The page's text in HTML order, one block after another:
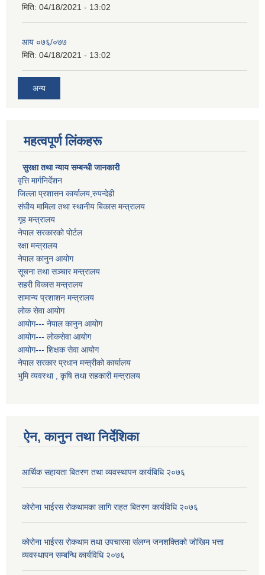
मिति: 04/18/2021 - 13:02
आय ०७६/०७७
मिति: 04/18/2021 - 13:02
अन्य
महत्वपूर्ण लिंकहरू
सुरक्षा तथा न्याय सम्बन्धी जानकारी
वृत्ति मार्गनिर्देशन
जिल्ला प्रशासन कार्यालय,रुपन्देही
संघीय मामिला तथा स्थानीय बिकास मन्त्रालय
गृह मन्त्रालय
नेपाल सरकारको पोर्टल
रक्षा मन्त्रालय
नेपाल कानुन आयोग
सूचना तथा सञ्चार मन्त्रालय
सहरी विकास मन्त्रालय
सामान्य प्रशाशन मन्त्रालय
लोक सेवा आयोग
आयोग--- नेपाल कानुन आयोग
आयोग--- लोकसेवा आयोग
आयोग--- शिक्षक सेवा आयोग
नेपाल सरकार प्रधान मन्त्रीको कार्यालय
भुमि व्यवस्था , कृषि तथा सहकारी मन्त्रालय
ऐन, कानुन तथा निर्देशिका
आर्थिक सहायता बितरण तथा व्यवस्थापन कार्यबिधि २०७६
कोरोना भाईरस रोकथामका लागि राहत बितरण कार्यविधि २०७६
कोरोना भाईरस रोकथाम तथा उपचारमा संलग्न जनशक्तिको जोखिम भत्ता
व्यवस्थापन सम्बन्धि कार्यविधि २०७६